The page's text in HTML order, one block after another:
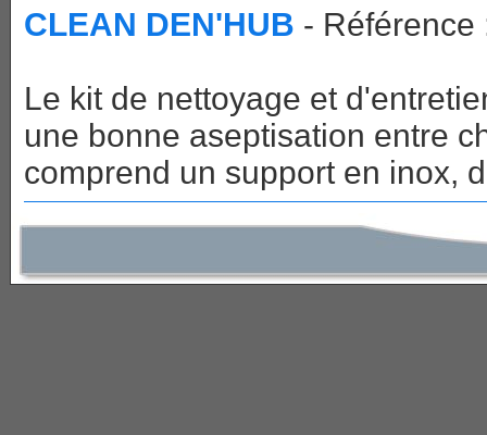
CLEAN DEN'HUB - Référence
Le kit de nettoyage et
une bonne aseptisation entre
comprend un support en inox,